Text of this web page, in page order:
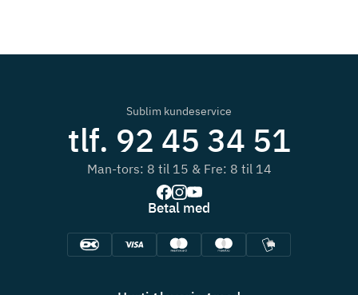
Sublim kundeservice
tlf. 92 45 34 51
Man-tors: 8 til 15 & Fre: 8 til 14
Betal med